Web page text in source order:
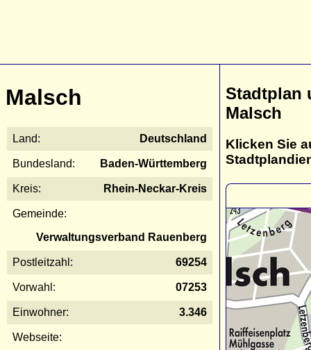
Malsch
Land: Deutschland
Bundesland: Baden-Württemberg
Kreis: Rhein-Neckar-Kreis
Gemeinde:
Verwaltungsverband Rauenberg
Postleitzahl: 69254
Vorwahl: 07253
Einwohner: 3.346
Webseite:
Stadtplan
Malsch
Klicken Sie